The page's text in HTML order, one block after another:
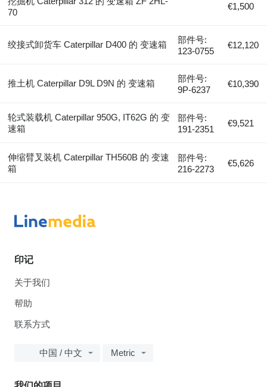
70
€1,500
绞接式卸货车 Caterpillar D400 的 变速箱
部件号:
123-0755
€12,120
推土机 Caterpillar D9L D9N 的 变速箱
部件号:
9P-6237
€10,390
轮式装载机 Caterpillar 950G, IT62G 的 变
速箱
部件号:
191-2351
€9,521
伸缩臂叉装机 Caterpillar TH560B 的 变速
箱
部件号:
216-2273
€5,626
印记
关于我们
帮助
联系方式
中国 / 中文 Metric